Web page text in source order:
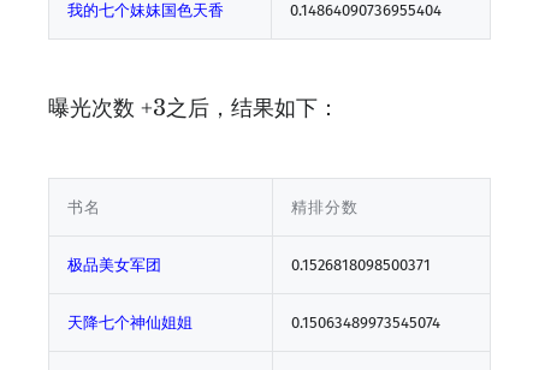
我的七个妹妹国色天香 0.14864090736955404
曝光次数 +3之后，结果如下：
书名 精排分数
极品美女军团 0.1526818098500371
天降七个神仙姐姐 0.15063489973545074